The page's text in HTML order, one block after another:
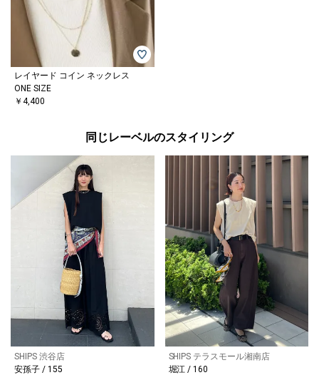
レイヤード コイン ネックレス
ONE SIZE
￥4,400
同じレーベルのスタイリング
SHIPS 渋谷店
安孫子 / 155
SHIPS テラスモール湘南店
堀江 / 160